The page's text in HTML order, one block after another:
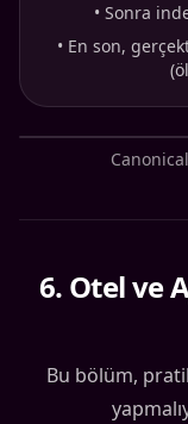
• Sonra
• En son,
6. Otel ve
Bu bölüm,